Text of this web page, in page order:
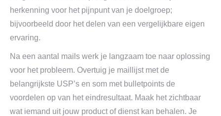
herkenning voor het pijnpunt van je doelgroep;
bijvoorbeeld door het delen van een vergelijkbare eigen
ervaring.
Na een aantal mails werk je langzaam toe naar oplossing
voor het probleem. Overtuig je maillijst met de
belangrijkste USP’s en som met bulletpoints de
voordelen op van het eindresultaat. Maak het zichtbaar
wat iemand uit jouw product of dienst kan behalen. Je